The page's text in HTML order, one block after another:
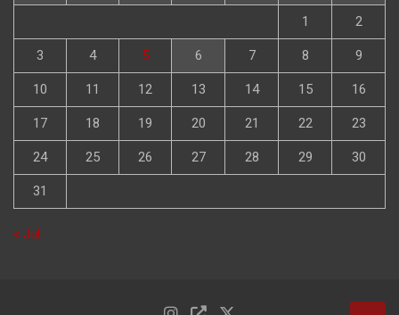
1 2
3 4 5 6 7 8 9
10 11 12 13 14 15 16
17 18 19 20 21 22 23
24 25 26 27 28 29 30
31
« Jul